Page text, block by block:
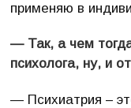
применяю в
— Так, а чем
психолога, ну, и
— Психиатрия –